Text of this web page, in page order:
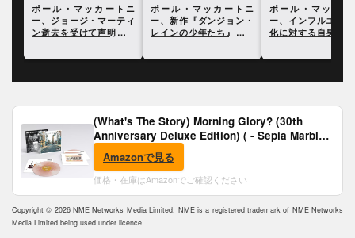
ポール・マッカートニ
ー、ジョージ・マーティ
ン逝去を受けて声明を発
ポール・マッカートニ
ー、新作『ダンジョン・
レインの少年たち』につ
ポール・マッカー
ー、インフルエンサ
化に対する自身の見
(What's The Story) Morning Glory? (30th
Anniversary Deluxe Edition) ( - Sepia Marble
Vinyl) [Analog]
Amazonで見る
価格・在庫はAmazonでご確認ください
Copyright © 2026 NME Networks Media Limited. NME is a registered trademark of NME Networks
Media Limited being used under licence.